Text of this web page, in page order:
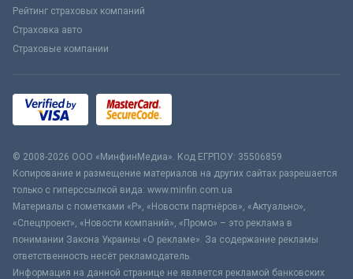
Рейтинг страховых компаний
Страховка авто
Страховые компании
© 2008-2026 ООО «МинфинМедиа». Код ЕГРПОУ: 35506859
Копирование и размещение материалов на других сайтах разрешается
только с гиперссылкой вида: www.minfin.com.ua
Материалы с пометками «Р», «Новости партнёров», «Актуально»,
«Спецпроект», «Новости компаний», «Промо» – это реклама в
понимании Закона Украины «О рекламе». За содержание рекламы
ответственность несёт рекламодатель.
Информация на данной странице не является рекламой банковских